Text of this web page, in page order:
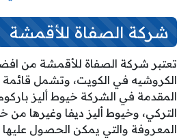
شركة الصفاة للأقمشة
تعتبر شركة الصفاة للأقمشة من
الكروشيه في الكويت، وتشمل
المقدمة في الشركة خيوط أليز
التركي، وخيوط أليز ديفا وغيرها من
المعروفة والتي يمكن الحصول